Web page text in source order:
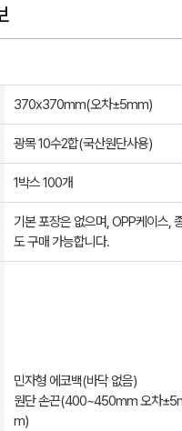
370x370mm(오차±5mm)
광목 10수2합(국산원단사용)
1박스 100개
기본 포장은 없으며, OPP케이스,
도 구매 가능합니다.
민자형 에코백(바닥 없음)
원단 손끈(400~450mm 오차
m)